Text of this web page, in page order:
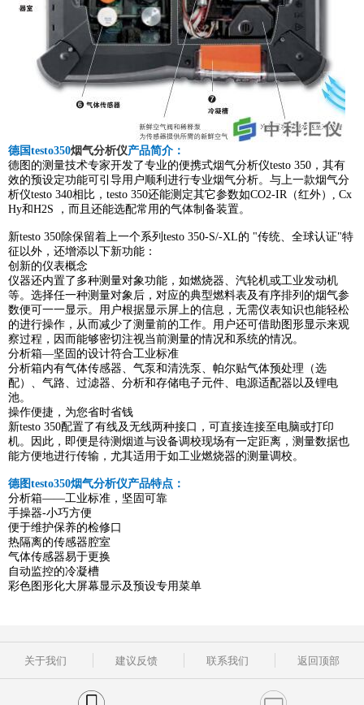
德国testo350烟气分析仪产品简介：
德图的测量技术专家开发了专业的便携式烟气分析仪testo 350，其有
效的预设定功能可引导用户顺利进行专业烟气分析。与上一款烟气分
析仪testo 340相比，testo 350还能测定其它参数如CO2-IR（红外）, Cx
Hy和H2S ，而且还能选配常用的气体制备装置。
新testo 350除保留着上一个系列testo 350-S/-XL的 "传统、全球认证"特
征以外，还增添以下新功能：
创新的仪表概念
仪器还内置了多种测量对象功能，如燃烧器、汽轮机或工业发动机
等。选择任一种测量对象后，对应的典型燃料表及有序排列的烟气参
数便可一一显示。用户根据显示屏上的信息，无需仪表知识也能轻松
的进行操作，从而减少了测量前的工作。用户还可借助图形显示来观
察过程，因而能够密切注视当前测量的情况和系统的情况。
分析箱—坚固的设计符合工业标准
分析箱内有气体传感器、气泵和清洗泵、帕尔贴气体预处理（选
配）、气路、过滤器、分析和存储电子元件、电源适配器以及锂电
池。
操作便捷，为您省时省钱
新testo 350配置了有线及无线两种接口，可直接连接至电脑或打印
机。因此，即便是待测烟道与设备调校现场有一定距离，测量数据也
能方便地进行传输，尤其适用于如工业燃烧器的测量调校。
德图testo350烟气分析仪产品特点：
分析箱——工业标准，坚固可靠
手操器-小巧方便
便于维护保养的检修口
热隔离的传感器腔室
气体传感器易于更换
自动监控的冷凝槽
彩色图形化大屏幕显示及预设专用菜单
关于我们 建议反馈 联系我们 返回顶部